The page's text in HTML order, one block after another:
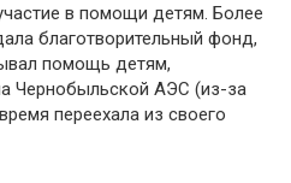
в помощи детям. Более
благотворительный фонд,
помощь детям,
Чернобыльской АЭС (из-за
переехала из своего